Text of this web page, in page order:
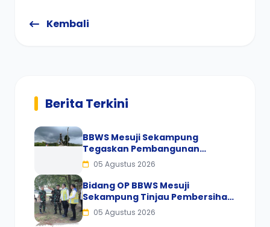
Kembali
Berita Terkini
BBWS Mesuji Sekampung
Tegaskan Pembangunan
Pengaman Pantai Mandiri Sejati
Sesuai Spesifikasi dan Standar
Mutu
05 Agustus 2026
Bidang OP BBWS Mesuji
Sekampung Tinjau Pembersihan
Gulma Bendungan Way Rarem
05 Agustus 2026